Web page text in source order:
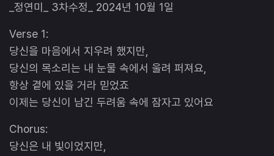
_정연미_ 3차수정_ 2024년 10월 1일
Verse 1:
당신을 마음에서 지우려 했지만,
당신의 목소리는 내 눈물 속에서 울려 퍼져요,
항상 곁에 있을 거라 믿었죠
이제는 당신이 남긴 두려움 속에 잠자고 있어요
Chorus:
당신은 내 빛이었지만,